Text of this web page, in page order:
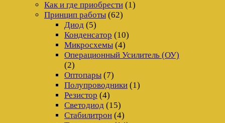
Как и где приобрести (1)
Принцип работы (62)
Диод (5)
Конденсатор (10)
Микросхемы (4)
Операционный Усилитель (ОУ)
(2)
Оптопары (7)
Полупроводники (1)
Резистор (4)
Светодиод (15)
Стабилитрон (4)